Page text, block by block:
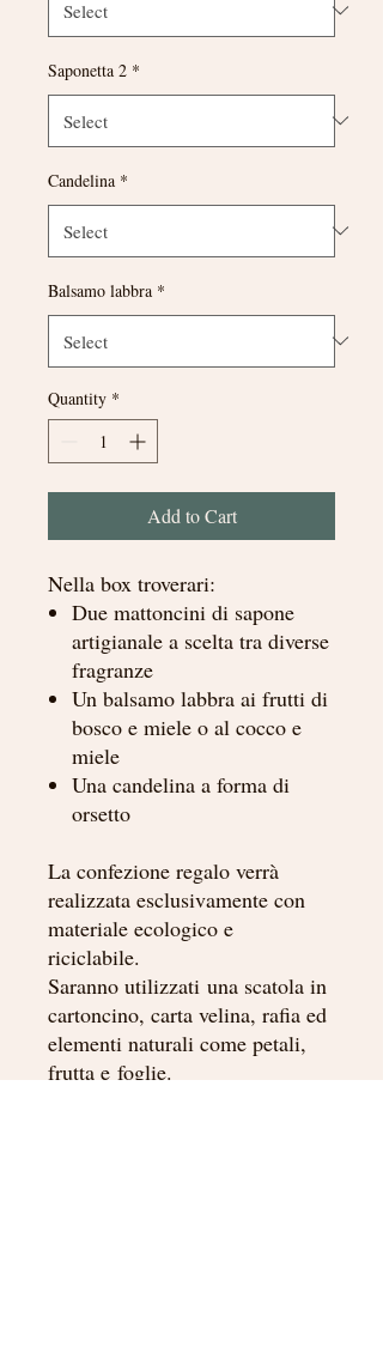
Saponetta 2 *
Candelina *
Balsamo labbra *
Quantity *
Add to Cart
Nella box troverari:
Due mattoncini di sapone
artigianale a scelta tra diverse
fragranze
Un balsamo labbra ai frutti di
bosco e miele o al cocco e
miele
Una candelina a forma di
orsetto
La confezione regalo verrà
realizzata esclusivamente con
materiale ecologico e
riciclabile.
Saranno utilizzati una scatola in
cartoncino, carta velina, rafia ed
elementi naturali come petali,
frutta e foglie.